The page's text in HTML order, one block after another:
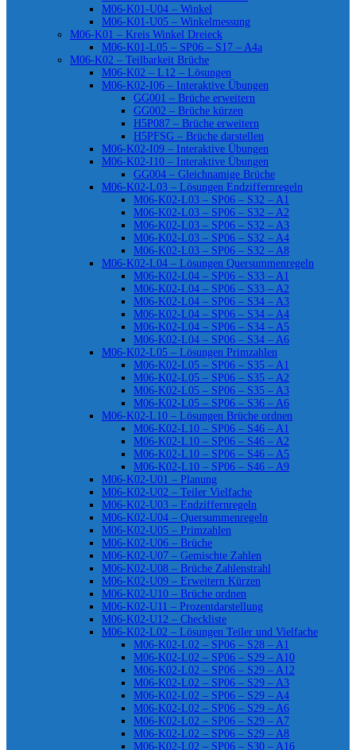
M06-K01-U04 – Winkel
M06-K01-U05 – Winkelmessung
M06-K01 – Kreis Winkel Dreieck
M06-K01-L05 – SP06 – S17 – A4a
M06-K02 – Teilbarkeit Brüche
M06-K02 – L12 – Lösungen
M06-K02-I06 – Interaktive Übungen
GG001 – Brüche erweitern
GG002 – Brüche kürzen
H5P087 – Brüche erweitern
H5PFSG – Brüche darstellen
M06-K02-I09 – Interaktive Übungen
M06-K02-I10 – Interaktive Übungen
GG004 – Gleichnamige Brüche
M06-K02-L03 – Lösungen Endziffernregeln
M06-K02-L03 – SP06 – S32 – A1
M06-K02-L03 – SP06 – S32 – A2
M06-K02-L03 – SP06 – S32 – A3
M06-K02-L03 – SP06 – S32 – A4
M06-K02-L03 – SP06 – S32 – A8
M06-K02-L04 – Lösungen Quersummenregeln
M06-K02-L04 – SP06 – S33 – A1
M06-K02-L04 – SP06 – S33 – A2
M06-K02-L04 – SP06 – S34 – A3
M06-K02-L04 – SP06 – S34 – A4
M06-K02-L04 – SP06 – S34 – A5
M06-K02-L04 – SP06 – S34 – A6
M06-K02-L05 – Lösungen Primzahlen
M06-K02-L05 – SP06 – S35 – A1
M06-K02-L05 – SP06 – S35 – A2
M06-K02-L05 – SP06 – S35 – A3
M06-K02-L05 – SP06 – S36 – A6
M06-K02-L10 – Lösungen Brüche ordnen
M06-K02-L10 – SP06 – S46 – A1
M06-K02-L10 – SP06 – S46 – A2
M06-K02-L10 – SP06 – S46 – A5
M06-K02-L10 – SP06 – S46 – A9
M06-K02-U01 – Planung
M06-K02-U02 – Teiler Vielfache
M06-K02-U03 – Endziffernregeln
M06-K02-U04 – Quersummenregeln
M06-K02-U05 – Primzahlen
M06-K02-U06 – Brüche
M06-K02-U07 – Gemischte Zahlen
M06-K02-U08 – Brüche Zahlenstrahl
M06-K02-U09 – Erweitern Kürzen
M06-K02-U10 – Brüche ordnen
M06-K02-U11 – Prozentdarstellung
M06-K02-U12 – Checkliste
M06-K02-L02 – Lösungen Teiler und Vielfache
M06-K02-L02 – SP06 – S28 – A1
M06-K02-L02 – SP06 – S29 – A10
M06-K02-L02 – SP06 – S29 – A12
M06-K02-L02 – SP06 – S29 – A3
M06-K02-L02 – SP06 – S29 – A4
M06-K02-L02 – SP06 – S29 – A6
M06-K02-L02 – SP06 – S29 – A7
M06-K02-L02 – SP06 – S29 – A8
M06-K02-L02 – SP06 – S30 – A16